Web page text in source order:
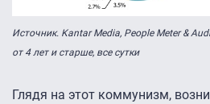
Источник. Kantar Media, People Meter &
от 4 лет и старше, все сутки
Глядя на этот коммунизм,